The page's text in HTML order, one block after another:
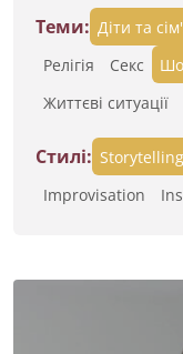
Теми: Діти та
Релігія
Секс
Життєві ситуації
Стилі: Storytelling
Improvisation